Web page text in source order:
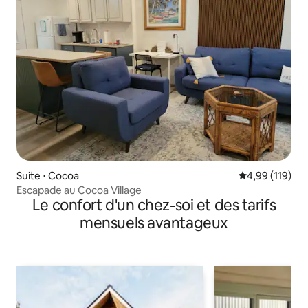
Suite ⋅ Cocoa Évaluation
4,99 (119)
Escapade au Cocoa Village
Le confort d'un chez-soi et des tarifs
mensuels avantageux